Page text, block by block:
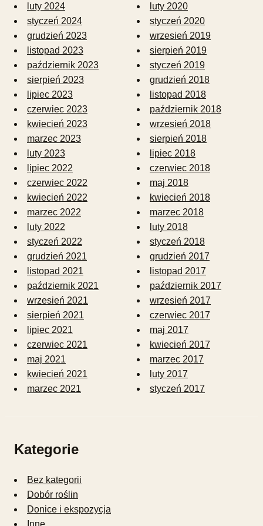
luty 2024
styczeń 2024
grudzień 2023
listopad 2023
październik 2023
sierpień 2023
lipiec 2023
czerwiec 2023
kwiecień 2023
marzec 2023
luty 2023
lipiec 2022
czerwiec 2022
kwiecień 2022
marzec 2022
luty 2022
styczeń 2022
grudzień 2021
listopad 2021
październik 2021
wrzesień 2021
sierpień 2021
lipiec 2021
czerwiec 2021
maj 2021
kwiecień 2021
marzec 2021
luty 2020
styczeń 2020
wrzesień 2019
sierpień 2019
styczeń 2019
grudzień 2018
listopad 2018
październik 2018
wrzesień 2018
sierpień 2018
lipiec 2018
czerwiec 2018
maj 2018
kwiecień 2018
marzec 2018
luty 2018
styczeń 2018
grudzień 2017
listopad 2017
październik 2017
wrzesień 2017
czerwiec 2017
maj 2017
kwiecień 2017
marzec 2017
luty 2017
styczeń 2017
Kategorie
Bez kategorii
Dobór roślin
Donice i ekspozycja